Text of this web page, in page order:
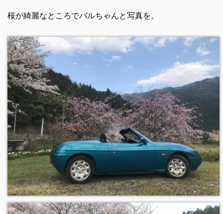
桜が綺麗なところでバルちゃんと写真を。